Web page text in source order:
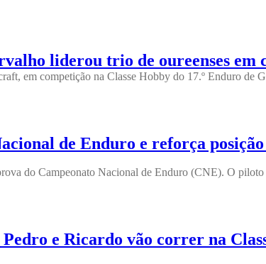
liderou trio de oureenses em
em competição na Classe Hobby do 17.º Enduro
de Enduro e reforça
do Campeonato Nacional de Enduro (CNE). O
e Ricardo vão correr na